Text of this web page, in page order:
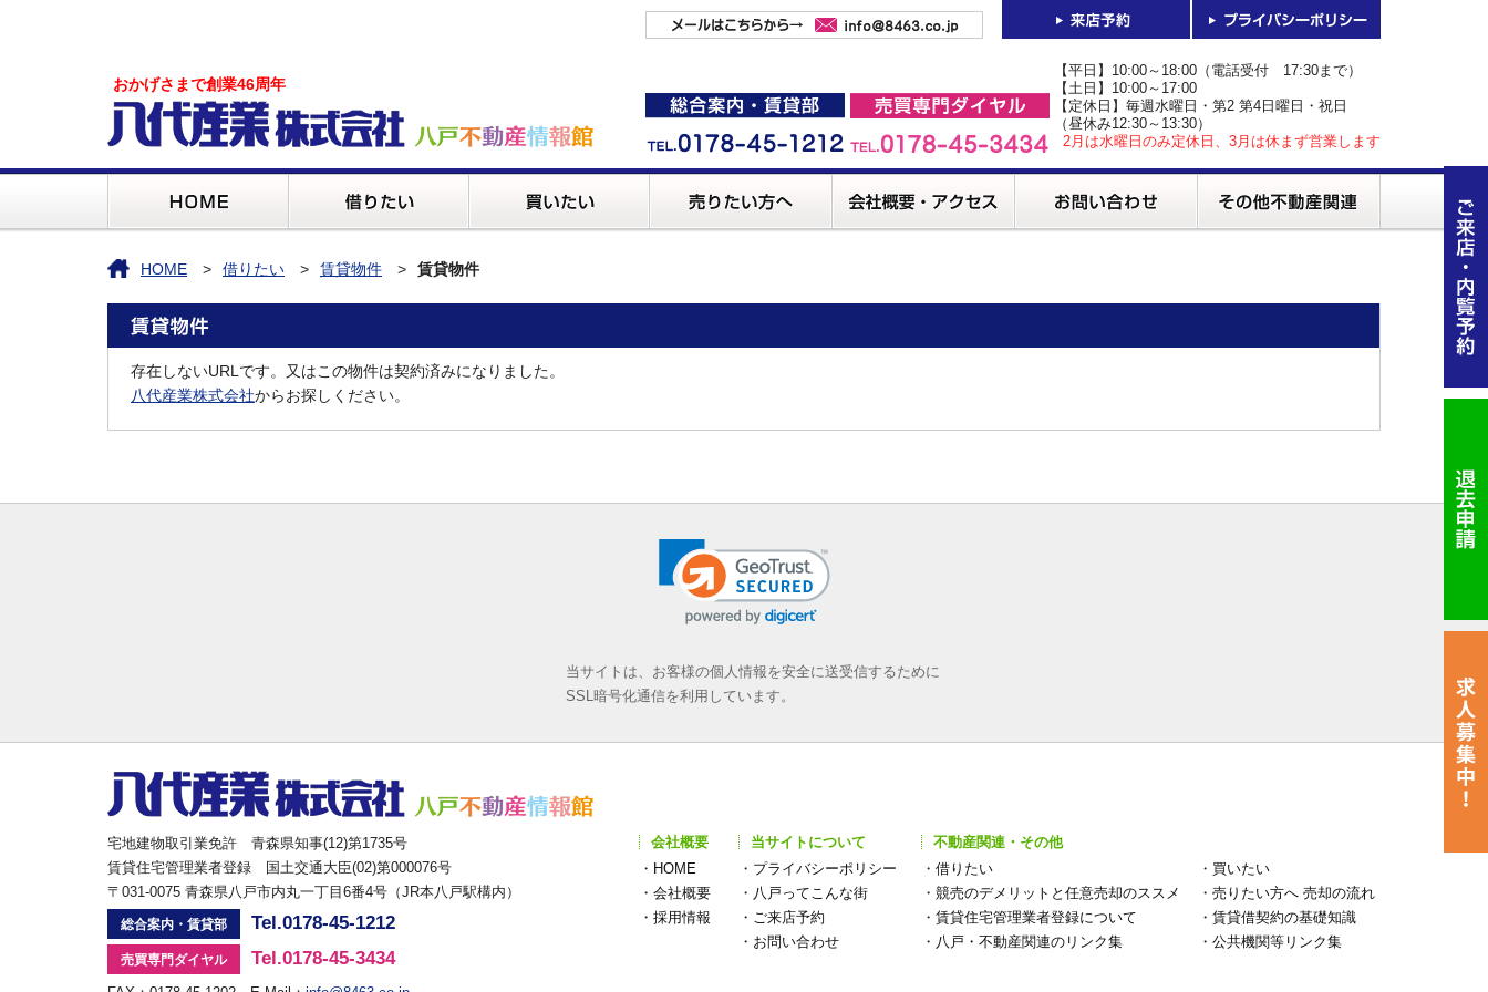
おかげさまで創業46周年
【平日】10:00～18:00（電話受付 17:30まで）
【土日】10:00～17:00
【定休日】毎週水曜日・第2 第4日曜日・祝日
（昼休み12:30～13:30）
2月は水曜日のみ定休日、3月は休まず営業します
HOME 借りたい 賃貸物件 賃貸物件
存在しないURLです。又はこの物件は契約済みになりました。
八代産業株式会社からお探しください。
当サイトは、お客様の個人情報を安全に送受信するために
SSL暗号化通信を利用しています。
宅地建物取引業免許 青森県知事(12)第1735号
賃貸住宅管理業者登録 国土交通大臣(02)第000076号
〒031-0075 青森県八戸市内丸一丁目6番4号（JR本八戸駅構内）
総合案内・賃貸部 Tel.0178-45-1212
売買専門ダイヤル Tel.0178-45-3434
会社概要
・ HOME
・ 会社概要
・ 採用情報
当サイトについて
・ プライバシーポリシー
・ 八戸ってこんな街
・ ご来店予約
・ お問い合わせ
不動産関連・その他
・ 借りたい ・ 買いたい
・ 競売のデメリットと任意売却のススメ ・ 売りたい方へ 売却の流れ
・ 賃貸住宅管理業者登録について ・ 賃貸借契約の基礎知識
・ 八戸・不動産関連のリンク集 ・ 公共機関等リンク集